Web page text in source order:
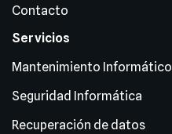
Contacto
Servicios
Mantenimiento Informático
Seguridad Informática
Recuperación de datos